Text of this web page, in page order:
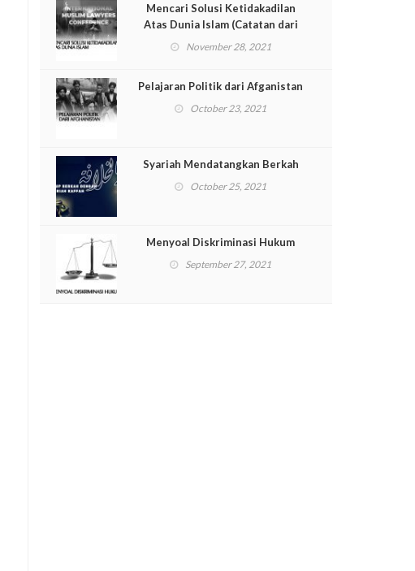
Mencari Solusi Ketidakadilan
Atas Dunia Islam (Catatan dari
International Muslim Lawyer
November 28, 2021
Pelajaran Politik dari Afganistan
October 23, 2021
Syariah Mendatangkan Berkah
October 25, 2021
Menyoal Diskriminasi Hukum
September 27, 2021